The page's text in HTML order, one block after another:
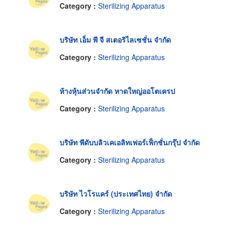
Category : Sterilizing Apparatus
บริษัท เอ็ม พี จี สเตอริไลเซชั่น จำกัด
Category : Sterilizing Apparatus
ห้างหุ้นส่วนจำกัด หาดใหญ่ออโตเครป
Category : Sterilizing Apparatus
บริษัท พีดับบลิวเคเอลิทเฟอร์เฟ็กชั่นกรุ๊ป จำกัด
Category : Sterilizing Apparatus
บริษัท ไวโรแคร์ (ประเทศไทย) จำกัด
Category : Sterilizing Apparatus